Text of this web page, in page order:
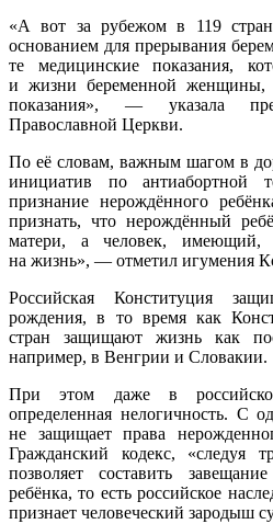
«А вот за рубежом в 119
основанием для прерывания
те медицинские показания,
и жизни беременной
показания», — указала
Православной Церкви.
По её словам, важным шагом в
инициатив по антиабортной
признание нерождённого
признать, что нерождённый
матери, а человек,
на жизнь», — отметил игумения
Российская Конституция
рождения, в то время как
стран защищают жизнь как
например, в Венгрии и Словакии.
При этом даже в российском
определенная нелогичность. С
не защищает права
Гражданский кодекс, «следуя
позволяет составить
ребёнка, то есть российское
признает человеческий зародыш